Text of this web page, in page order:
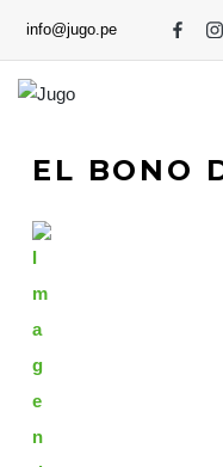
info@jugo.pe
EL BONO